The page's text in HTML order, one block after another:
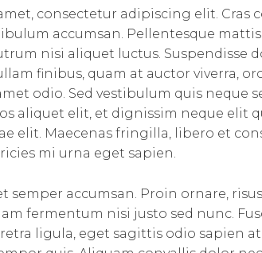
consectetur adipiscing elit. Cras
accumsan. Pellentesque
nisi aliquet luctus. Suspendisse
finibus, quam at auctor viverra,
odio. Sed vestibulum quis neque
aliquet elit, et dignissim neque elit
elit. Maecenas fringilla, libero et
mi urna eget sapien.
semper accumsan. Proin ornare,
fermentum nisi justo sed nunc.
ligula, eget sagittis odio sapien